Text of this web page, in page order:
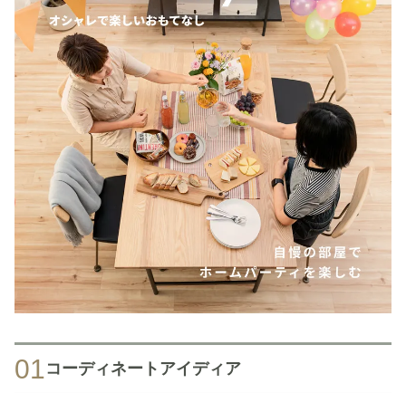
01コーディネートアイディア